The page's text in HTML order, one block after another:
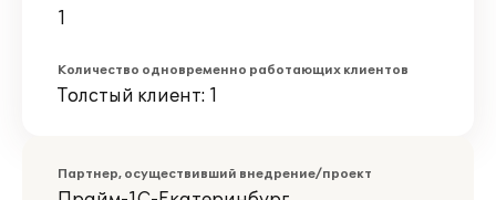
1
Количество одновременно работающих клиентов
Толстый клиент: 1
Партнер, осуществивший внедрение/проект